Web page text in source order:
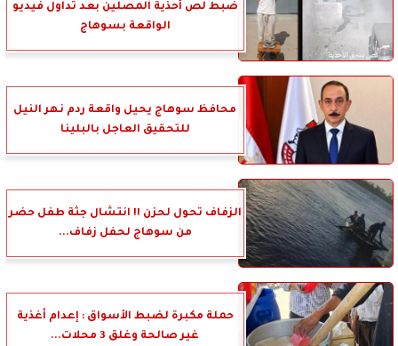
ضبط لص أحذية المصلين بعد تداول فيديو
الواقعة بسوهاج
محافظ سوهاج يحيل واقعة ردم نهر النيل
للتحقيق العاجل بالبلينا
الزفاف تحول لحزن !! انتشال جثة طفل حضر
من سوهاج لحفل زفاف...
حملة مكبرة لضبط الأسواق : إعدام أغذية
غير صالحة وغلق 3 محلات...